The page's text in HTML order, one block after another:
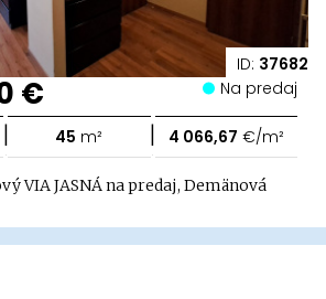
ID: 37682
€ Na predaj
| 45 m² | 4 066,67 €/m²
VIA JASNÁ na predaj, Demänová